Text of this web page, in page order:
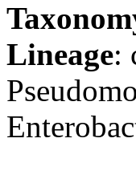
Lineage: